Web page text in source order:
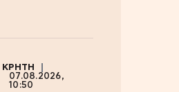
ΚΡΗΤΗ
07.08.2026,
10:50